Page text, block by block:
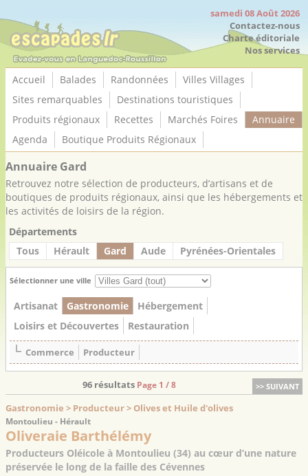
samedi 08 Août 2026
Contactez-nous
Charte éditoriale
Nos services
Accueil Balades Randonnées
Villes Villages
Sites remarquables
Destinations touristiques
Produits régionaux
Recettes Marchés Foires
Annuaire
Agenda
Boutique Produits Régionaux
Annuaire Gard
Retrouvez notre sélection de producteurs, d’artisans et de
boutiques de produits régionaux, ainsi que les hébergements et
les activités de loisirs de la région.
Départements
Tous
Hérault Gard Aude Pyrénées-Orientales
Sélectionner une ville
Artisanat Gastronomie
Hébergement
Loisirs et Découvertes
Restauration
Commerce Producteur
>> SUIVANT
96 résultats Page 1 / 8
Gastronomie > Producteur > Olives et Huile d'olives
Montoulieu - Hérault
Oliveraie Barthélémy
Producteurs Oléicole à Montoulieu (34) au cœur d’une nature
préservée le long de la faille des Cévennes